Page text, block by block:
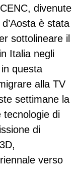
divenute
è stata
sottolineare il
Italia negli
questa
alla TV
settimane la
tecnologie di
di
verso